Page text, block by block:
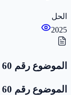
الحل
2025
الموضوع رقم 60